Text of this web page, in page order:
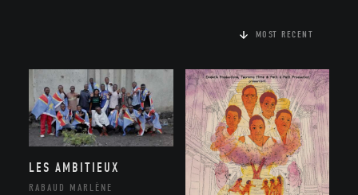
MOST RECENT
LES AMBITIEUX
RABAUD MARLÈNE